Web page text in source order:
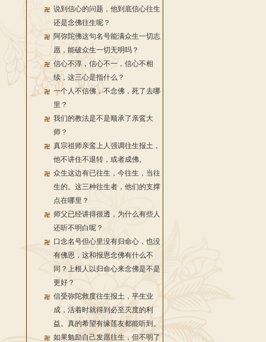
说到信心的问题，他到底信心往生
还是念佛往生呢？
阿弥陀佛这句名号能满众生一切志
愿，能破众生一切无明吗？
信心不淳，信心不一，信心不相
续，这三心是指什么？
一个人不信佛，不念佛，死了去哪
里？
我们的教法是不是顺承了亲鸾大
师？
真宗祖师亲鸾上人强调往生报土，
他不讲住不退转，或者成佛。
众生这边有已往生，今往生，当往
生的。这三种往生者，他们的支撑
点在哪里？
师父已经讲得很透，为什么有些人
还听不明白呢？
口念名号但心里没有归命心，也没
有佛恩，这和报恩念佛有什么不
同？上根人以归命心来念佛是不是
更好？
信受弥陀救度往生报土，平生业
成，活着时就得到必至灭度的利
益。真的希望有缘莲友都能听到。
如果勉励自己发愿往生，但不明了